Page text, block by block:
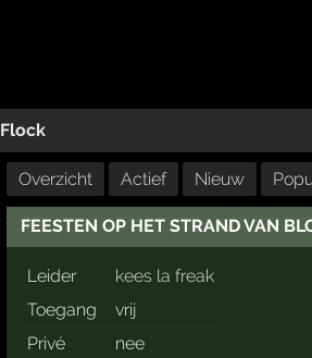
Flock
Overzicht Actief Nieuw
FEESTEN OP HET STRAND VAN
Leider
kees la freak
Toegang
vrij
Privé
nee